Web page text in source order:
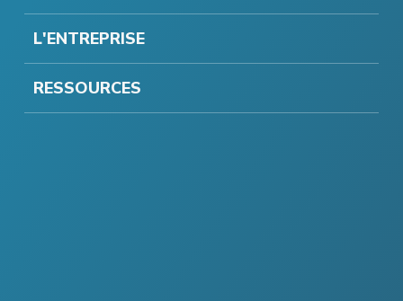
L'ENTREPRISE
RESSOURCES